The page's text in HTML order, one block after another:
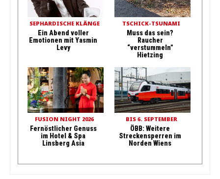
SEPHARDISCHE KLÄNGE
Ein Abend voller
Emotionen mit Yasmin
Levy
TSCHICK-TSUNAMI
Muss das sein?
Raucher
“verstummeln”
Hietzing
FUSION NIGHT 2026
Fernöstlicher Genuss
im Hotel & Spa
Linsberg Asia
BIS 6. SEPTEMBER
ÖBB: Weitere
Streckensperren im
Norden Wiens